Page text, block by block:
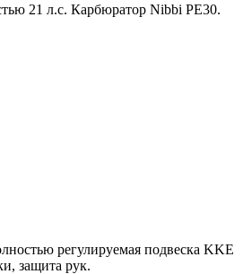
21 л.с. Карбюратор Nibbi PE30.
регулируемая подвеска KKE
защита рук.